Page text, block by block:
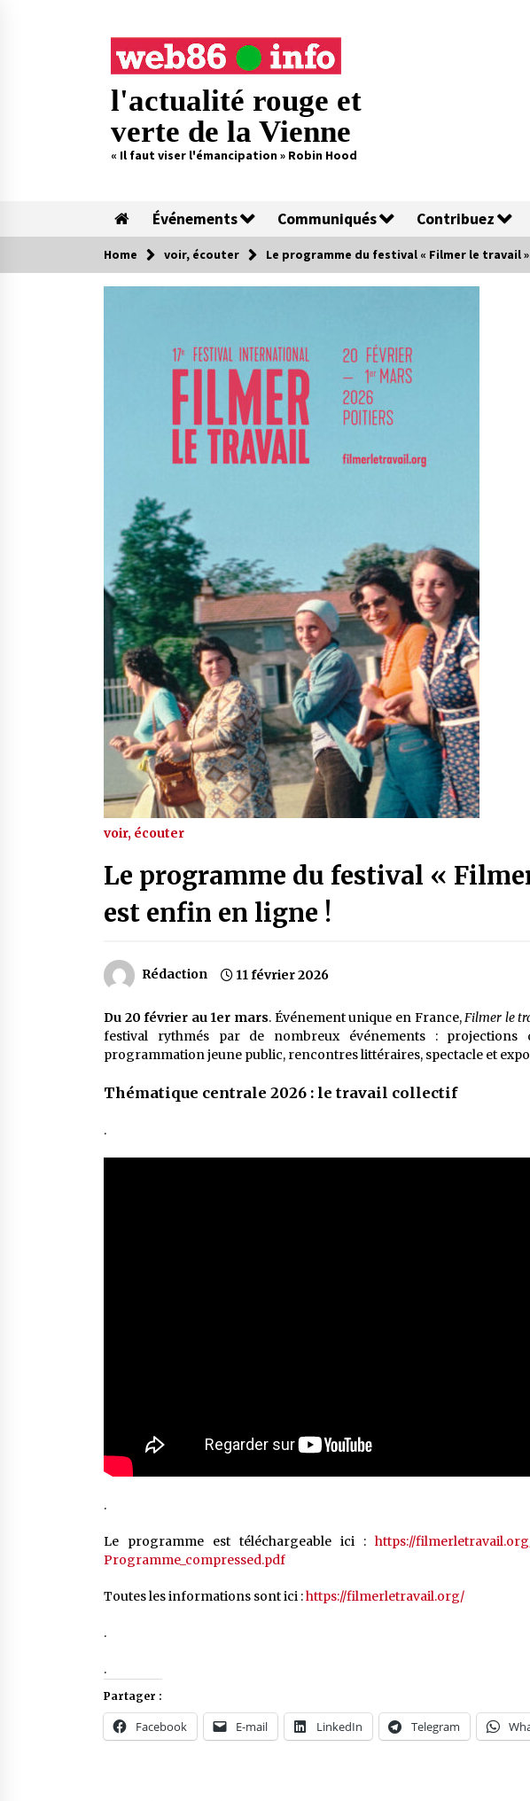
l'actualité rouge et
verte de la Vienne
« Il faut viser l'émancipation » Robin Hood
Événements Communiqués Contribuez
Home voir, écouter Le programme du festival « Filmer le travail
voir, écouter
Le programme du festival «
est enfin en ligne !
Rédaction 11 février 2026
Du 20 février au 1er mars. Événement unique en France,Filmer le
festival rythmés par de nombreux événements : projections
programmation jeune public, rencontres littéraires, spectacle et
Thématique centrale 2026 : le travail collectif
.
.
Le programme est téléchargeable ici : https://
Programme_compressed.pdf
Toutes les informations sont ici :https://filmerletravail.org/
.
.
Partager :
Facebook E-mail LinkedIn Telegram